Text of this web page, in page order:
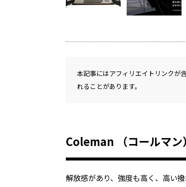
本記事にはアフィリエイトリンクが
れることがあります。
Coleman （コールマン
解放感があり、強度も高く、高い